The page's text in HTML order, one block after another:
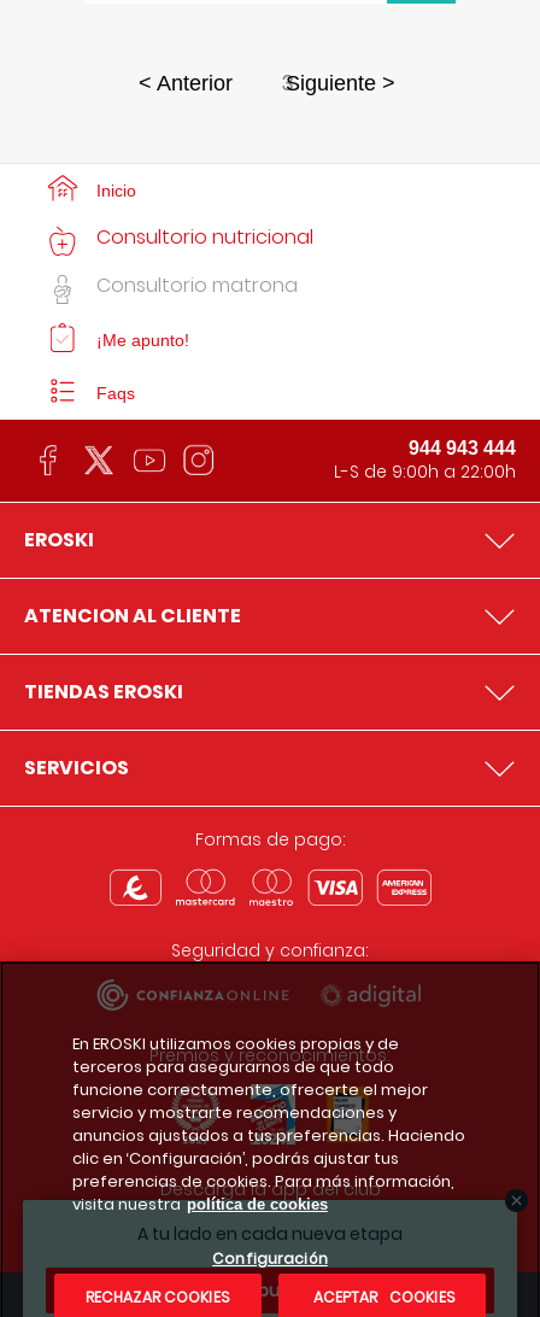
< Anterior 3Siguiente >
A tu lado en cada nueva etapa
¿Te apuntas?
Inicio
Consultorio nutricional
Consultorio matrona
¡Me apunto!
Faqs
944 943 444
L-S de 9:00h a 22:00h
EROSKI
ATENCION AL CLIENTE
TIENDAS EROSKI
SERVICIOS
Formas de pago:
Seguridad y confianza:
Premios y reconocimientos:
Descarga la app del club
En EROSKI utilizamos cookies propias y de
terceros para asegurarnos de que todo
funcione correctamente, ofrecerte el mejor
servicio y mostrarte recomendaciones y
anuncios ajustados a tus preferencias. Haciendo
clic en ‘Configuración’, podrás ajustar tus
preferencias de cookies. Para más información,
visita nuestra política de cookies
Configuración
RECHAZAR COOKIES
ACEPTAR COOKIES